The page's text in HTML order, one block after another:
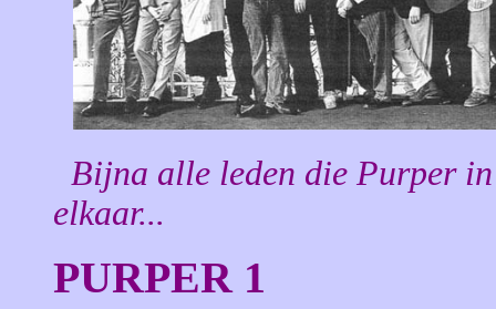
Bijna alle leden die Purper
elkaar...
PURPER 1